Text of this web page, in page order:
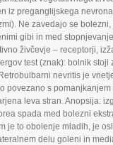
iz preganglijskega nevrona
Ne zavedajo se bolezni,
gibi in med
živčevje – receptorji,
test (znak): bolnik stoji
nevritis je
povezano s
leva stran. Anopsija:
spada med bolezni
je to obolenje mladih,je
delu goleni in